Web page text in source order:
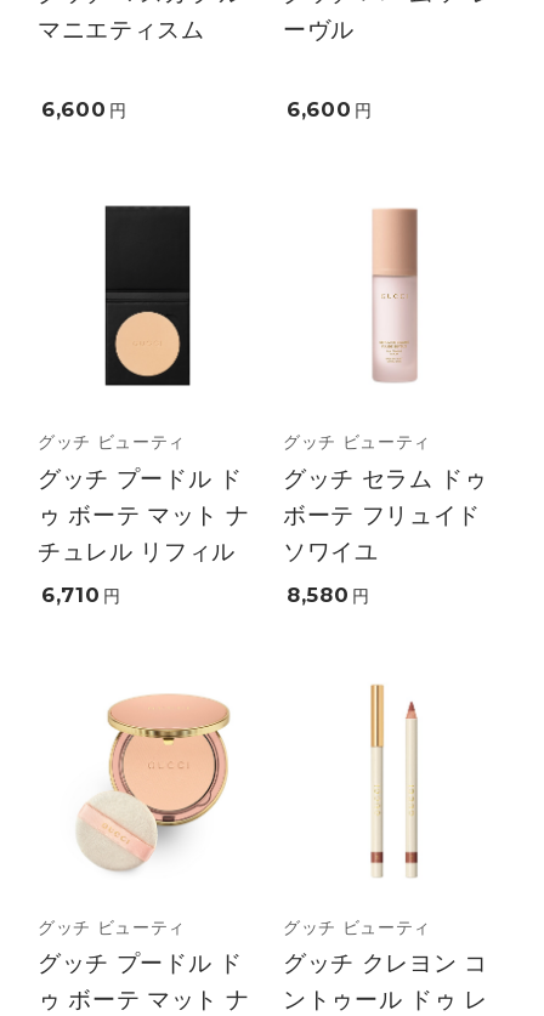
マニエティスム
6,600 円
ーヴル
6,600 円
グッチ ビューティ
グッチ プードル ド
ゥ ボーテ マット ナ
チュレル リフィル
6,710 円
グッチ ビューティ
グッチ セラム ドゥ
ボーテ フリュイド
ソワイユ
8,580 円
グッチ ビューティ
グッチ プードル ド
ゥ ボーテ マット ナ
グッチ ビューティ
グッチ クレヨン コ
ントゥール ドゥ レ